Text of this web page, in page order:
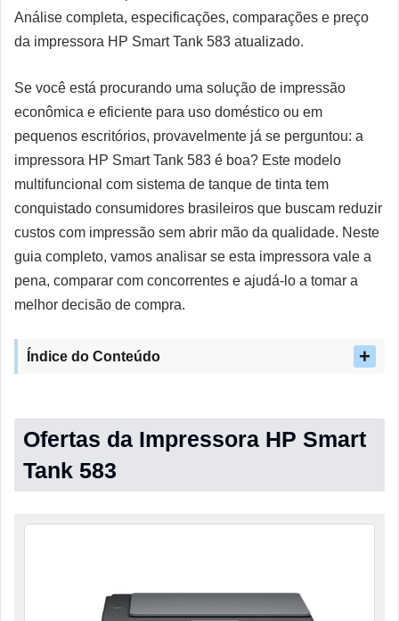
Análise completa, especificações, comparações e preço
da impressora HP Smart Tank 583 atualizado.
Se você está procurando uma solução de impressão
econômica e eficiente para uso doméstico ou em
pequenos escritórios, provavelmente já se perguntou: a
impressora HP Smart Tank 583 é boa? Este modelo
multifuncional com sistema de tanque de tinta tem
conquistado consumidores brasileiros que buscam reduzir
custos com impressão sem abrir mão da qualidade. Neste
guia completo, vamos analisar se esta impressora vale a
pena, comparar com concorrentes e ajudá-lo a tomar a
melhor decisão de compra.
Índice do Conteúdo
Ofertas da Impressora HP Smart
Tank 583